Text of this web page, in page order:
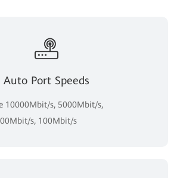
Auto Port Speeds
10000Mbit/s, 5000Mbit/s,
s, 100Mbit/s